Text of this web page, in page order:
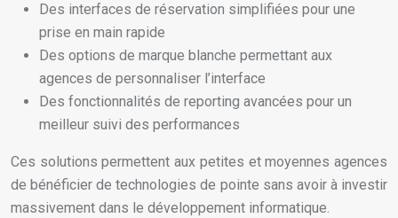
Des interfaces de réservation simplifiées pour une
prise en main rapide
Des options de marque blanche permettant aux
agences de personnaliser l’interface
Des fonctionnalités de reporting avancées pour un
meilleur suivi des performances
Ces solutions permettent aux petites et moyennes agences
de bénéficier de technologies de pointe sans avoir à investir
massivement dans le développement informatique.